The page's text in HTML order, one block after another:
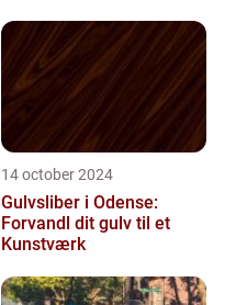
14 october 2024
Gulvsliber i Odense:
Forvandl dit gulv til et
Kunstværk